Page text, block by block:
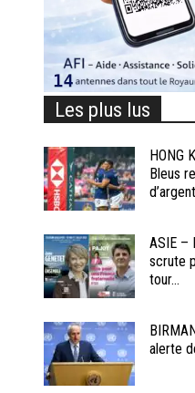
Les plus lus
HONG
Bleus
ASIE –
scrute
tour...
alerte